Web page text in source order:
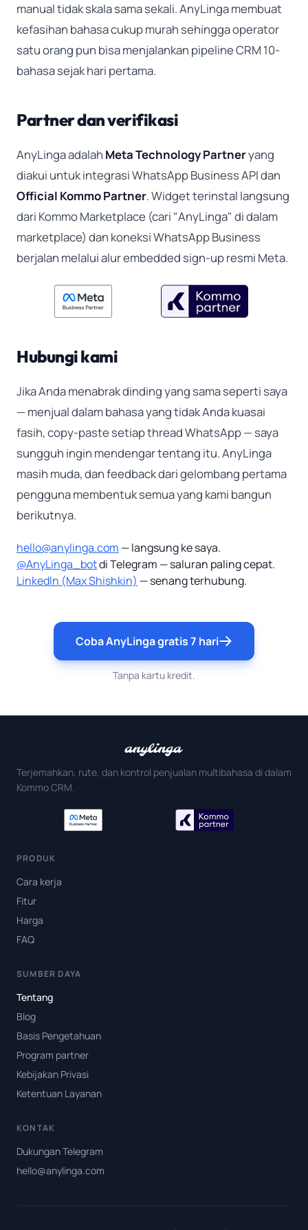
manual tidak skala sama sekali. AnyLinga membuat
kefasihan bahasa cukup murah sehingga operator
satu orang pun bisa menjalankan pipeline CRM 10-
bahasa sejak hari pertama.
Partner dan verifikasi
AnyLinga adalah Meta Technology Partneryang
diakui untuk integrasi WhatsApp Business API dan
Official Kommo Partner. Widget terinstal langsung
dari Kommo Marketplace (cari "AnyLinga" di dalam
marketplace) dan koneksi WhatsApp Business
berjalan melalui alur embedded sign-up resmi Meta.
Hubungi kami
Jika Anda menabrak dinding yang sama seperti saya
— menjual dalam bahasa yang tidak Anda kuasai
fasih, copy-paste setiap thread WhatsApp — saya
sungguh ingin mendengar tentang itu. AnyLinga
masih muda, dan feedback dari gelombang pertama
pengguna membentuk semua yang kami bangun
berikutnya.
hello@anylinga.com — langsung ke saya.
@AnyLinga_botdi Telegram — saluran paling cepat.
LinkedIn (Max Shishkin) — senang terhubung.
Coba AnyLinga gratis 7 hari
Tanpa kartu kredit.
Terjemahkan, rute, dan kontrol penjualan multibahasa di dalam
Kommo CRM.
PRODUK
Cara kerja
Fitur
Harga
FAQ
SUMBER DAYA
Tentang
Blog
Basis Pengetahuan
Program partner
Kebijakan Privasi
Ketentuan Layanan
KONTAK
Dukungan Telegram
hello@anylinga.com